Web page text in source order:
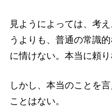
見ようによっては、考
うよりも、普通の常識
に情けない。本当に頼り
しかし、本当のことを
ことはない。